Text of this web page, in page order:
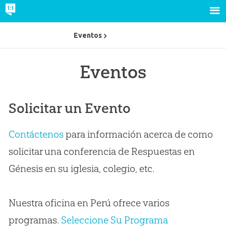
Eventos
Solicitar un Evento
Contáctenospara información acerca de como
solicitar una conferencia de Respuestas en
Génesis en su iglesia, colegio, etc.
Nuestra oficina en Perú ofrece varios
programas. Seleccione Su Programa
Eventos